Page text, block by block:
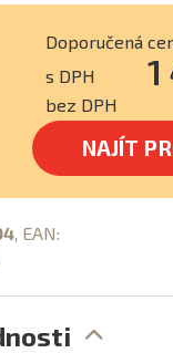
Doporučená
s DPH
bez DPH
NAJÍT
, EAN: